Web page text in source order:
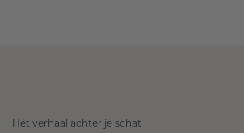
Het verhaal achter je schat